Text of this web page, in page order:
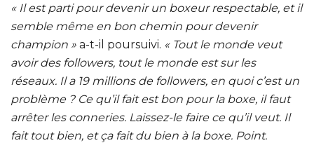
« Il est parti pour devenir un boxeur respectable, et il
semble même en bon chemin pour devenir
champion » a-t-il poursuivi. « Tout le monde veut
avoir des followers, tout le monde est sur les
réseaux. Il a 19 millions de followers, en quoi c’est un
problème ? Ce qu’il fait est bon pour la boxe, il faut
arrêter les conneries. Laissez-le faire ce qu’il veut. Il
fait tout bien, et ça fait du bien à la boxe. Point.